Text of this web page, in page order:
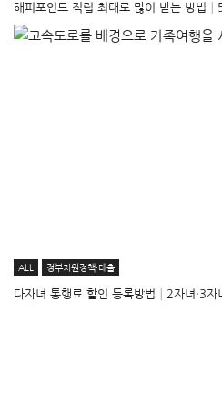
해피포인트 적립 최대로 많이 받는 방법
ALL 정부지원정책·대출
다자녀 통행료 할인 등록방법│2자녀·3자